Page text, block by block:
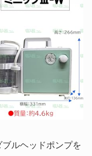
ルヘッドポンプを